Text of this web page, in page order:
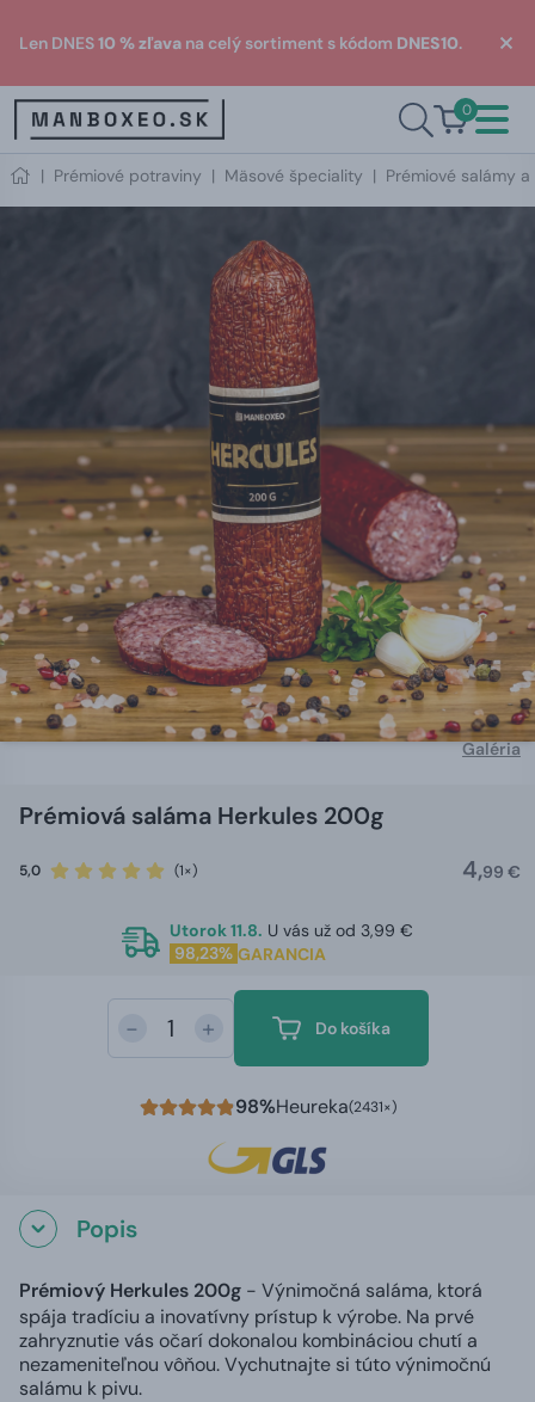
Len DNES10 % zľava na celý sortiment s kódom DNES10.
0
| Prémiové potraviny | Mäsové špeciality | Prémiové salámy
Galéria
Prémiová saláma Herkules 200g
5,0 (1×) 4,99 €
Utorok 11.8. U vás už od 3,99 €
98,23% GARANCIA
- + Do košíka
98%Heureka(2431×)
Popis
Prémiový Herkules 200g - Výnimočná saláma, ktorá
spája tradíciu a inovatívny prístup k výrobe. Na prvé
zahryznutie vás očarí dokonalou kombináciou chutí a
nezameniteľnou vôňou. Vychutnajte si túto výnimočnú
salámu k pivu.